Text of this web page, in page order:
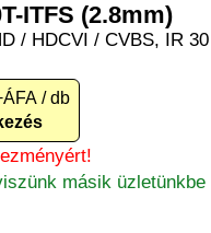
ITFS (2.8mm)
/ HDCVI / CVBS, IR
/ db
másik üzletünkbe